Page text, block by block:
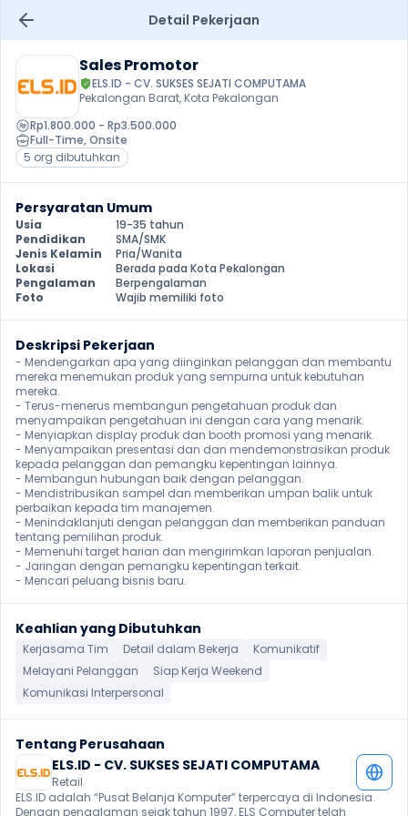
Detail Pekerjaan
Sales Promotor
ELS.ID - CV. SUKSES SEJATI COMPUTAMA
Pekalongan Barat, Kota Pekalongan
Rp1.800.000 - Rp3.500.000
Full-Time, Onsite
5 org dibutuhkan
Persyaratan Umum
Usia
19-35 tahun
Pendidikan
SMA/SMK
Jenis Kelamin
Pria/Wanita
Lokasi
Berada pada Kota Pekalongan
Pengalaman
Berpengalaman
Foto
Wajib memiliki foto
Deskripsi Pekerjaan
- Mendengarkan apa yang diinginkan pelanggan dan membantu
mereka menemukan produk yang sempurna untuk kebutuhan
mereka.
- Terus-menerus membangun pengetahuan produk dan
menyampaikan pengetahuan ini dengan cara yang menarik.
- Menyiapkan display produk dan booth promosi yang menarik.
- Menyampaikan presentasi dan dan mendemonstrasikan produk
kepada pelanggan dan pemangku kepentingan lainnya.
- Membangun hubungan baik dengan pelanggan.
- Mendistribusikan sampel dan memberikan umpan balik untuk
perbaikan kepada tim manajemen.
- Menindaklanjuti dengan pelanggan dan memberikan panduan
tentang pemilihan produk.
- Memenuhi target harian dan mengirimkan laporan penjualan.
- Jaringan dengan pemangku kepentingan terkait.
- Mencari peluang bisnis baru.
Keahlian yang Dibutuhkan
Kerjasama Tim Detail dalam Bekerja
Komunikatif
Melayani Pelanggan
Siap Kerja Weekend
Komunikasi Interpersonal
Tentang Perusahaan
ELS.ID - CV. SUKSES SEJATI COMPUTAMA
Retail
ELS.ID adalah “Pusat Belanja Komputer” terpercaya di Indonesia.
Dengan pengalaman sejak tahun 1997, ELS Computer telah